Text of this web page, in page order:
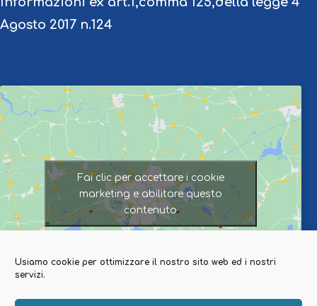
Usiamo cookie per ottimizzare il nostro sito web ed i nostri
servizi.
Agosto 2017 n.124
Fai clic per accettare i cookie
marketing e abilitare questo
contenuto